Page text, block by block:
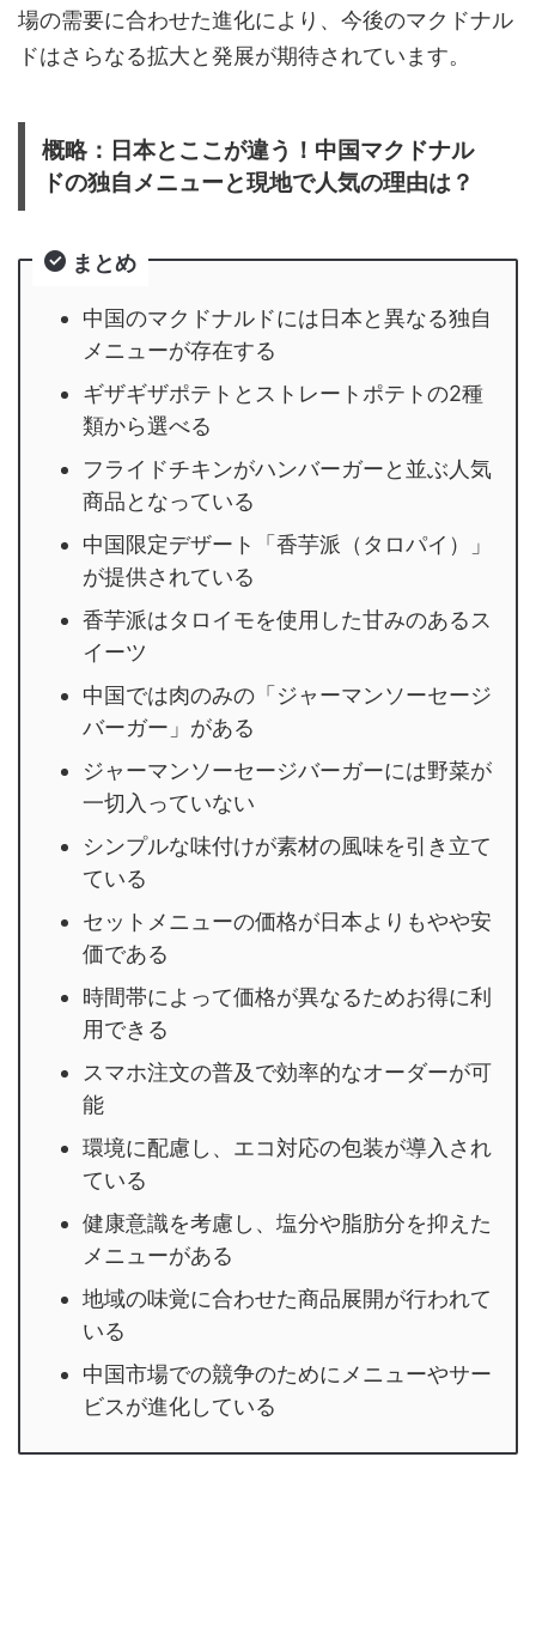
場の需要に合わせた進化により、今後のマクドナル
ドはさらなる拡大と発展が期待されています。
概略：日本とここが違う！中国マクドナル
ドの独自メニューと現地で人気の理由は？
まとめ
中国のマクドナルドには日本と異なる独自
メニューが存在する
ギザギザポテトとストレートポテトの2種
類から選べる
フライドチキンがハンバーガーと並ぶ人気
商品となっている
中国限定デザート「香芋派（タロパイ）」
が提供されている
香芋派はタロイモを使用した甘みのあるス
イーツ
中国では肉のみの「ジャーマンソーセージ
バーガー」がある
ジャーマンソーセージバーガーには野菜が
一切入っていない
シンプルな味付けが素材の風味を引き立て
ている
セットメニューの価格が日本よりもやや安
価である
時間帯によって価格が異なるためお得に利
用できる
スマホ注文の普及で効率的なオーダーが可
能
環境に配慮し、エコ対応の包装が導入され
ている
健康意識を考慮し、塩分や脂肪分を抑えた
メニューがある
地域の味覚に合わせた商品展開が行われて
いる
中国市場での競争のためにメニューやサー
ビスが進化している